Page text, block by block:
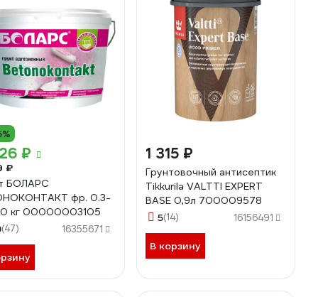
₽
₽
БОЛАРС
фр. 0.3-
кг 00000003105
(47) 16355671
1 315 ₽
Грунтовочный антисептик
Tikkurila VALTTI EXPERT
BASE 0,9л 700009578
5(14) 16156491
В корзину